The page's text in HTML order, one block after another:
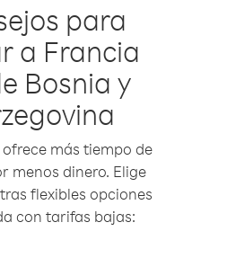
para
a Francia
Bosnia y
más tiempo de
menos dinero. Elige
flexibles opciones
con tarifas bajas: